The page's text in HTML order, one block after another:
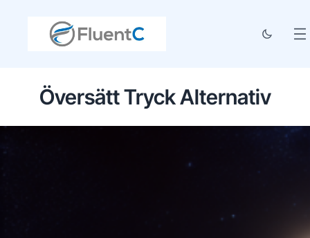
Översätt Tryck Alternativ